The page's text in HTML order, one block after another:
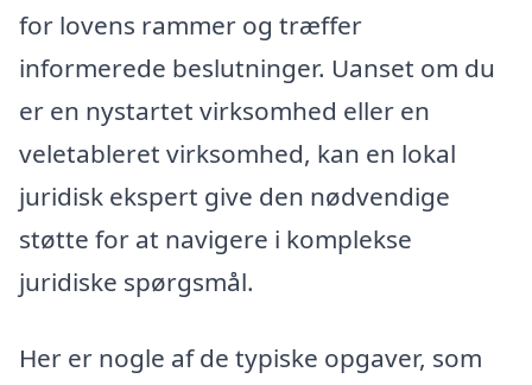
for lovens rammer og træffer
informerede beslutninger. Uanset om du
er en nystartet virksomhed eller en
veletableret virksomhed, kan en lokal
juridisk ekspert give den nødvendige
støtte for at navigere i komplekse
juridiske spørgsmål.
Her er nogle af de typiske opgaver, som